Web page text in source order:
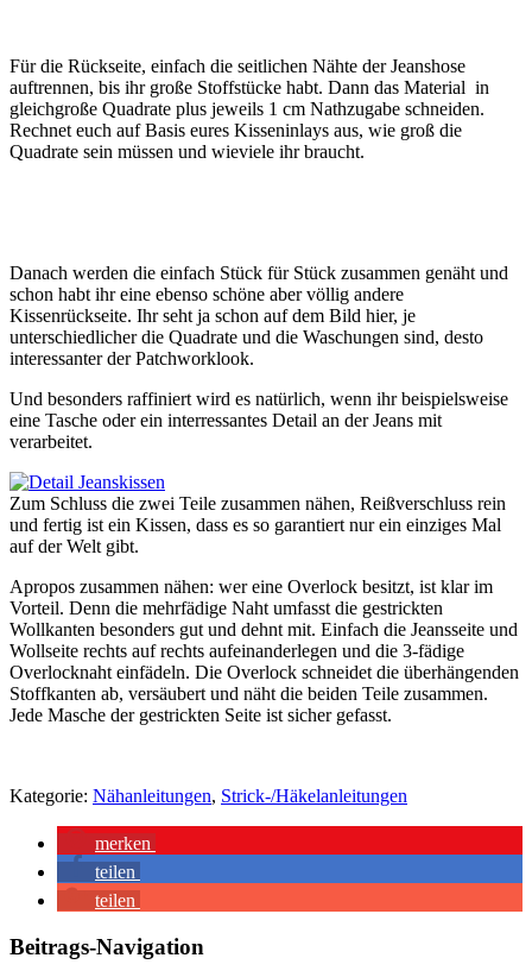
Für die Rückseite, einfach die seitlichen Nähte der Jeanshose
auftrennen, bis ihr große Stoffstücke habt. Dann das Material in
gleichgroße Quadrate plus jeweils 1 cm Nathzugabe schneiden.
Rechnet euch auf Basis eures Kisseninlays aus, wie groß die
Quadrate sein müssen und wieviele ihr braucht.
Danach werden die einfach Stück für Stück zusammen genäht und
schon habt ihr eine ebenso schöne aber völlig andere
Kissenrückseite. Ihr seht ja schon auf dem Bild hier, je
unterschiedlicher die Quadrate und die Waschungen sind, desto
interessanter der Patchworklook.
Und besonders raffiniert wird es natürlich, wenn ihr beispielsweise
eine Tasche oder ein interressantes Detail an der Jeans mit
verarbeitet.
Zum Schluss die zwei Teile zusammen nähen, Reißverschluss rein
und fertig ist ein Kissen, dass es so garantiert nur ein einziges Mal
auf der Welt gibt.
Apropos zusammen nähen: wer eine Overlock besitzt, ist klar im
Vorteil. Denn die mehrfädige Naht umfasst die gestrickten
Wollkanten besonders gut und dehnt mit. Einfach die Jeansseite und
Wollseite rechts auf rechts aufeinanderlegen und die 3-fädige
Overlocknaht einfädeln. Die Overlock schneidet die überhängenden
Stoffkanten ab, versäubert und näht die beiden Teile zusammen.
Jede Masche der gestrickten Seite ist sicher gefasst.
Kategorie: Nähanleitungen, Strick-/Häkelanleitungen
merken
teilen
teilen
Beitrags-Navigation